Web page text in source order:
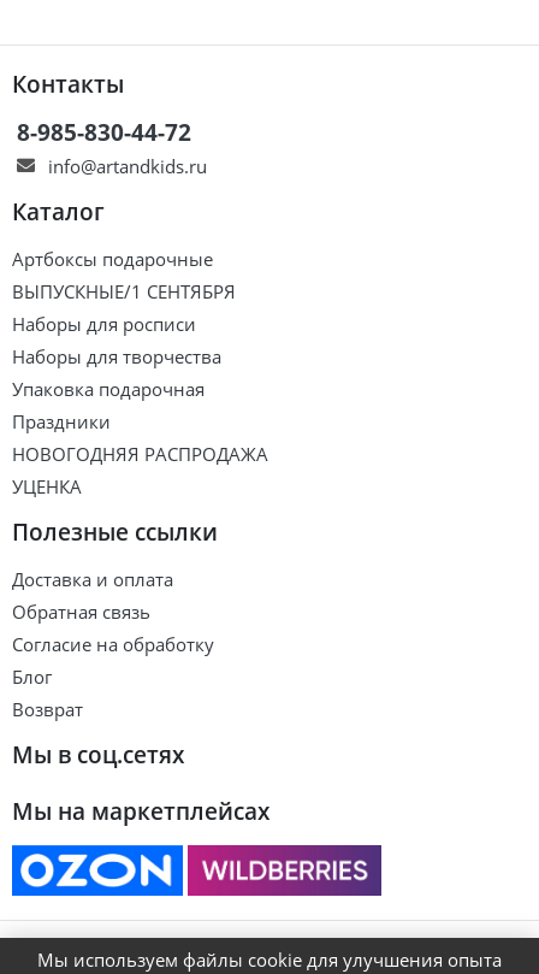
Контакты
8-985-830-44-72
info@artandkids.ru
Каталог
Артбоксы подарочные
ВЫПУСКНЫЕ/1 СЕНТЯБРЯ
Наборы для росписи
Наборы для творчества
Упаковка подарочная
Праздники
НОВОГОДНЯЯ РАСПРОДАЖА
УЦЕНКА
Полезные ссылки
Доставка и оплата
Обратная связь
Согласие на обработку
Блог
Возврат
Мы в соц.сетях
Мы на маркетплейсах
© ART&KIDS
Мы используем файлы cookie для улучшения опыта